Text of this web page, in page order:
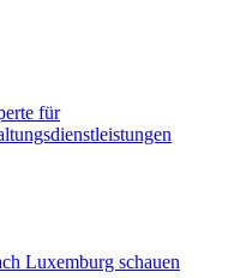
für
Luxemburg schauen